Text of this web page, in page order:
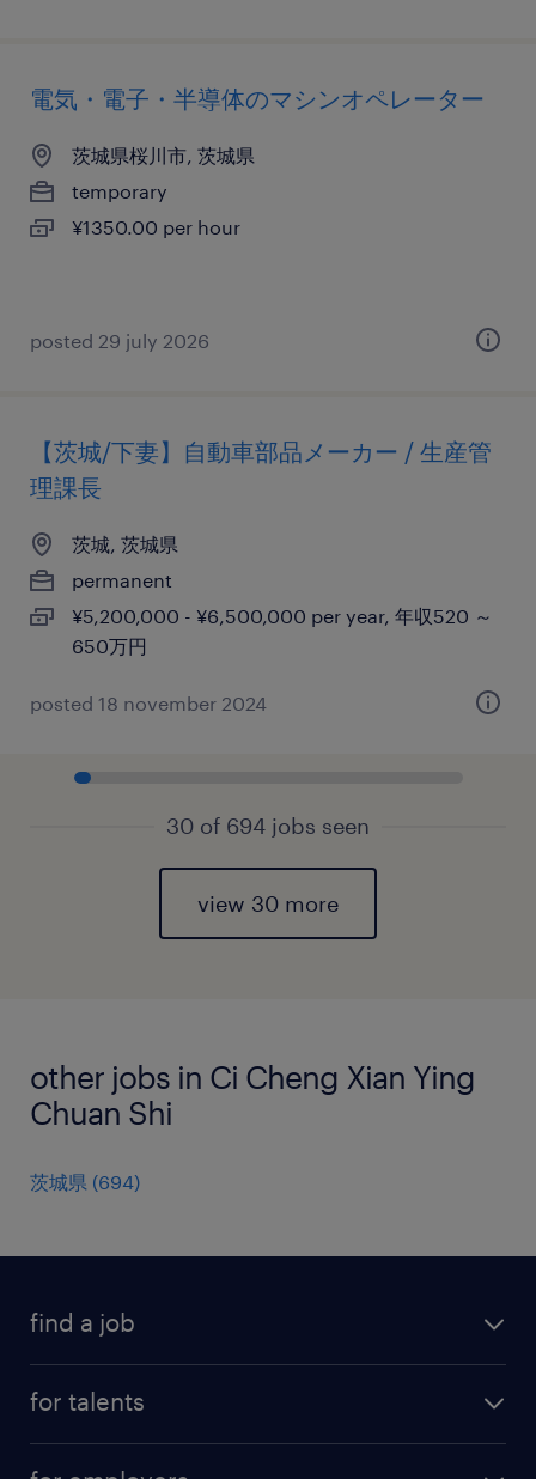
電気・電子・半導体のマシンオペレーター
茨城県桜川市, 茨城県
temporary
¥1350.00 per hour
posted 29 july 2026
【茨城/下妻】自動車部品メーカー / 生産管
理課長
茨城, 茨城県
permanent
¥5,200,000 - ¥6,500,000 per year, 年収520 ～
650万円
posted 18 november 2024
30 of 694 jobs seen
view 30 more
other jobs in Ci Cheng Xian Ying
Chuan Shi
茨城県 (694)
find a job
for talents